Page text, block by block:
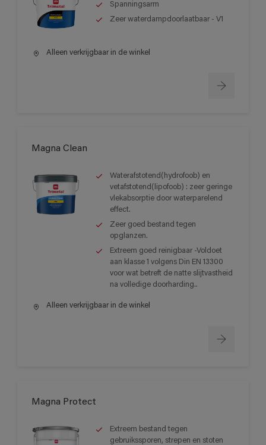
Spanningsarm
Zeer waterdampdoorlaatbaar - V1
Alleen verkrijgbaar in de winkel
Magna Clean
Waterafstotend(hydrofoob) en
vetafstotend(lipofoob) : zeer geringe
vlekabsorptie door waterparelend
effect.
Zeer goed bestand tegen
opglanzen.
Extreem goed reinigbaar -Voldoet
aan klasse 1 volgens Din EN 13300
voor wat betreft de natte slijtvastheid
na volledige doorharding..
Alleen verkrijgbaar in de winkel
Magna Protect
Extreem bestand tegen
gebruikssporen, strepen en stoten